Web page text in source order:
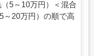
（5～10万円）＜混合
～20万円）の順で高